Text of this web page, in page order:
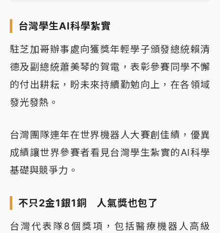
台灣學生AI科學紮實
駐芝加哥辦事處向獲獎年輕學子頒發總統賴清
德及副總統蕭美琴的賀電，表彰參賽同學不懈
的付出耕耘，盼未來持續勤勉向上，在各領域
發光發熱。
台灣團隊連年在世界機器人大賽創佳績，優異
成績讓世界參賽者看見台灣學生紮實的AI科學
基礎與競爭力。
不只2金1銀1銅 人氣獎也包了
台灣代表隊8個獎項，包括醫療機器人高級